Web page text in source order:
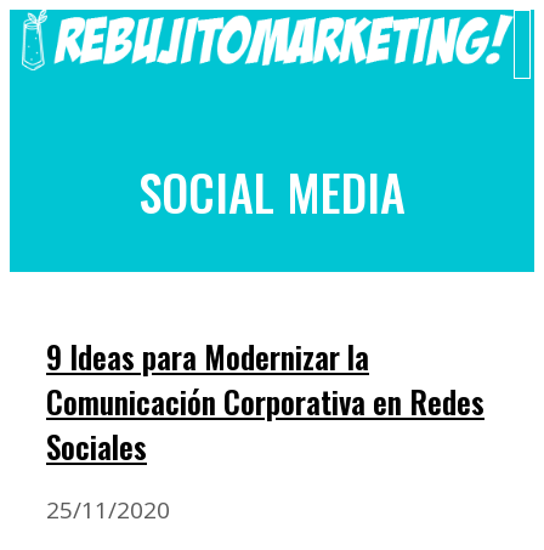
Saltar
al
SOCIAL MEDIA
9 Ideas para Modernizar la
Comunicación Corporativa en Redes
Sociales
25/11/2020